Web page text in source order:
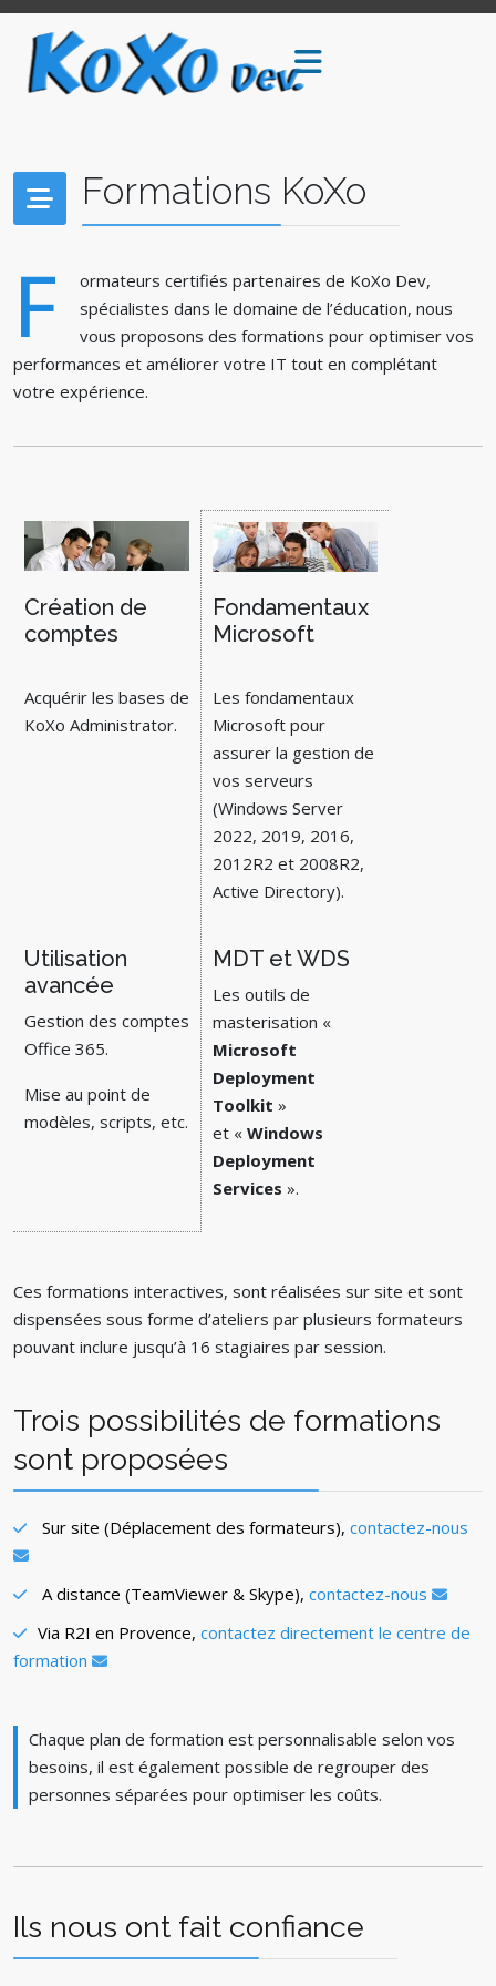
Formations KoXo
F
ormateurs certifiés partenaires de KoXo Dev,
spécialistes dans le domaine de l’éducation, nous
vous proposons des formations pour optimiser vos
performances et améliorer votre IT tout en complétant
votre expérience.
Création de
comptes
Acquérir les bases de
KoXo Administrator.
Fondamentaux
Microsoft
Les fondamentaux
Microsoft pour
assurer la gestion de
vos serveurs
(Windows Server
2022, 2019, 2016,
2012R2 et 2008R2,
Active Directory).
Utilisation
avancée
Gestion des comptes
Office 365.
Mise au point de
modèles, scripts, etc.
MDT et WDS
Les outils de
masterisation «
Microsoft
Deployment
Toolkit »
et « Windows
Deployment
Services ».
Ces formations interactives, sont réalisées sur site et sont
dispensées sous forme d’ateliers par plusieurs formateurs
pouvant inclure jusqu’à 16 stagiaires par session.
Trois possibilités de formations
sont proposées
Sur site (Déplacement des formateurs), contactez-nous
A distance (TeamViewer & Skype), contactez-nous
Via R2I en Provence, contactez directement le centre de
formation
Chaque plan de formation est personnalisable selon vos
besoins, il est également possible de regrouper des
personnes séparées pour optimiser les coûts.
Ils nous ont fait confiance